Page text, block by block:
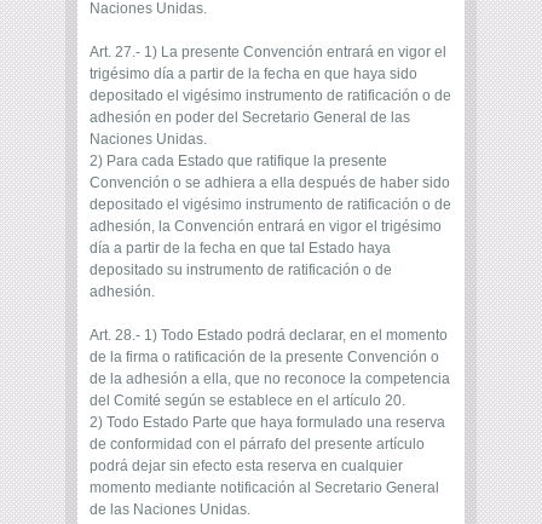
Naciones Unidas.
Art. 27.- 1) La presente Convención entrará en vigor el
trigésimo día a partir de la fecha en que haya sido
depositado el vigésimo instrumento de ratificación o de
adhesión en poder del Secretario General de las
Naciones Unidas.
2) Para cada Estado que ratifique la presente
Convención o se adhiera a ella después de haber sido
depositado el vigésimo instrumento de ratificación o de
adhesión, la Convención entrará en vigor el trigésimo
día a partir de la fecha en que tal Estado haya
depositado su instrumento de ratificación o de
adhesión.
Art. 28.- 1) Todo Estado podrá declarar, en el momento
de la firma o ratificación de la presente Convención o
de la adhesión a ella, que no reconoce la competencia
del Comité según se establece en el artículo 20.
2) Todo Estado Parte que haya formulado una reserva
de conformidad con el párrafo del presente artículo
podrá dejar sin efecto esta reserva en cualquier
momento mediante notificación al Secretario General
de las Naciones Unidas.